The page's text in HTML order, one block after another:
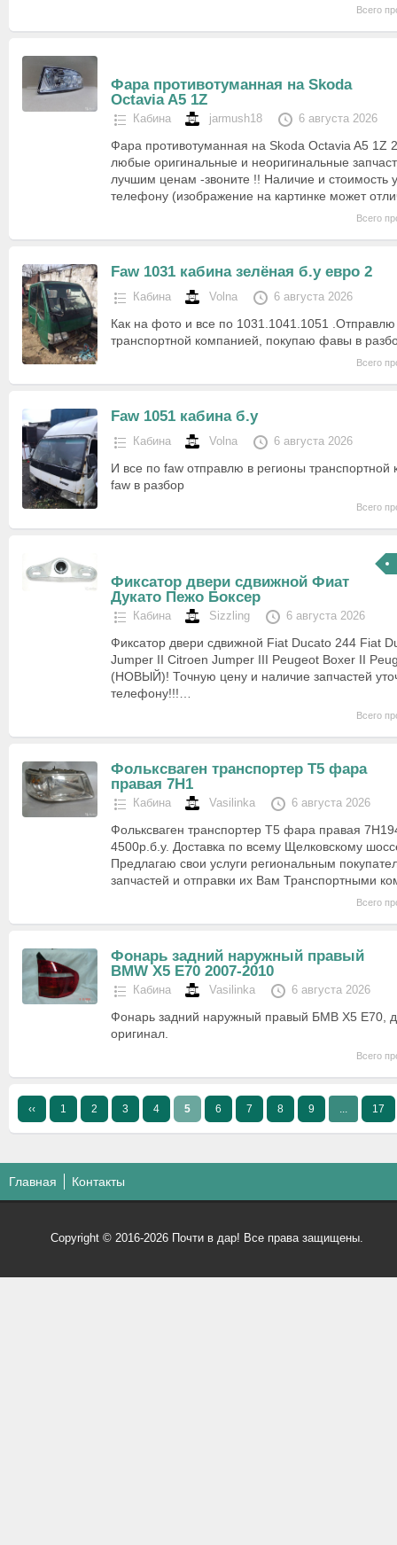
Всего
Фара противотуманная на Skoda
Octavia A5 1Z
Кабина jarmush18 6 августа 2026
Фара противотуманная на Skoda Octavia A5 1Z
любые оригинальные и неоригинальные
лучшим ценам -звоните !! Наличие и стоимость
телефону (изображение на картинке может
Всего
Faw 1031 кабина зелёная б.у евро 2
Кабина Volna 6 августа 2026
Как на фото и все по 1031.1041.1051
транспортной компанией, покупаю фавы в
Всего
Faw 1051 кабина б.у
Кабина Volna 6 августа 2026
И все по faw отправлю в регионы транспортной
faw в разбор
Всего
Фиксатор двери сдвижной Фиат
Дукато Пежо Боксер
Кабина Sizzling 6 августа 2026
Фиксатор двери сдвижной Fiat Ducato 244 Fiat
Jumper II Citroen Jumper III Peugeot Boxer II
(НОВЫЙ)! Точную цену и наличие запчастей
телефону!!!…
Всего
Фольксваген транспортер T5 фара
правая 7H1
Кабина Vasilinka 6 августа 2026
Фольксваген транспортер T5 фара правая
4500р.б.у. Доставка по всему Щелковскому
Предлагаю свои услуги региональным
запчастей и отправки их Вам Транспортными
Всего
Фонарь задний наружный правый
BMW X5 E70 2007-2010
Кабина Vasilinka 6 августа 2026
Фонарь задний наружный правый БМВ X5 E70,
оригинал.
Всего
‹‹ 1 2 3 4 5 6 7 8 9 17
Главная Контакты
Copyright © 2016-2026 Почти в дар! Все права защищены.